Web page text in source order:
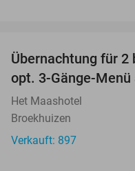
Übernachtung für 2
opt. 3-Gänge-
Het Maashotel
Broekhuizen
Verkauft: 897